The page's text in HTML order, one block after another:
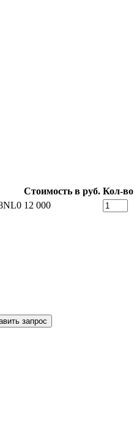
Стоимость в руб. Кол-во
12 000
запрос